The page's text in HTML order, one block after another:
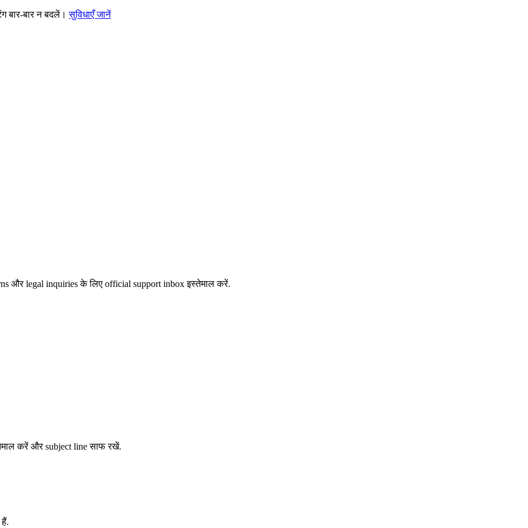
बार-बार न बदलें। सुविधाएँ जानें
और legal inquiries के लिए official support inbox इस्तेमाल करें.
करें और subject line साफ रखें.